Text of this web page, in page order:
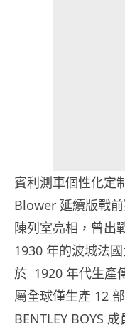
賓利測車個性化定
Blower 延續版戰
陳列室亮相，曾出
1930 年的波城法
於 1920 年代生產
屬全球僅生產 12
BENTLEY BOYS